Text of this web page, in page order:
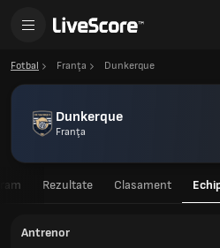
Fotbal Franţa Dunkerque
Dunkerque
Franţa
Rezultate Clasament
Antrenor